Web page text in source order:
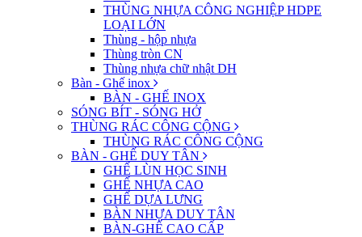
THÙNG NHỰA CÔNG NGHIỆP HDPE
LOẠI LỚN
Thùng - hộp nhựa
Thùng tròn CN
Thùng nhựa chữ nhật DH
Bàn - Ghế inox
BÀN - GHẾ INOX
SÓNG BÍT - SÓNG HỞ
THÙNG RÁC CÔNG CỘNG
THÙNG RÁC CÔNG CỘNG
BÀN - GHẾ DUY TÂN
GHẾ LÙN HỌC SINH
GHẾ NHỰA CAO
GHẾ DỰA LƯNG
BÀN NHỰA DUY TÂN
BÀN-GHẾ CAO CẤP